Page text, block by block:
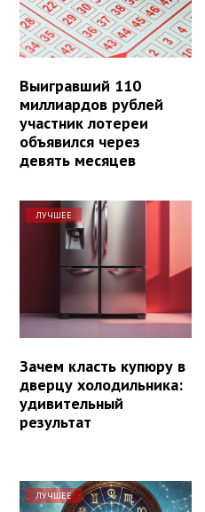
Выигравший 110
миллиардов рублей
участник лотереи
объявился через
девять месяцев
ЛУЧШЕЕ
Зачем класть купюру в
дверцу холодильника:
удивительный
результат
ЛУЧШЕЕ